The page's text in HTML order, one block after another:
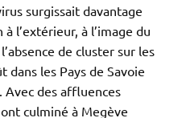
surgissait davantage
l’extérieur, à l’image du
de cluster sur les
dans les Pays de Savoie
Avec des affluences
culminé à Megève